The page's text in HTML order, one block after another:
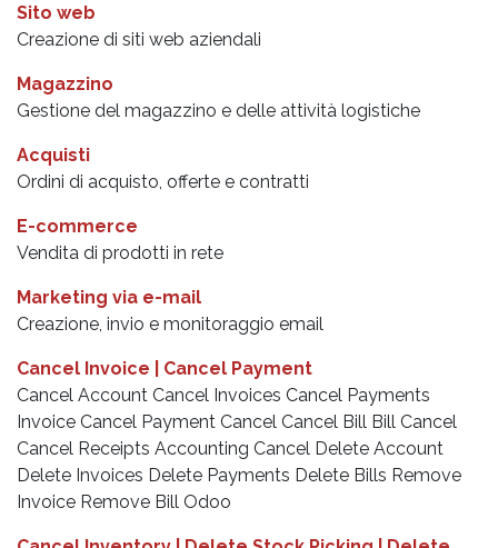
Sito web
Creazione di siti web aziendali
Magazzino
Gestione del magazzino e delle attività logistiche
Acquisti
Ordini di acquisto, offerte e contratti
E-commerce
Vendita di prodotti in rete
Marketing via e-mail
Creazione, invio e monitoraggio email
Cancel Invoice | Cancel Payment
Cancel Account Cancel Invoices Cancel Payments
Invoice Cancel Payment Cancel Cancel Bill Bill Cancel
Cancel Receipts Accounting Cancel Delete Account
Delete Invoices Delete Payments Delete Bills Remove
Invoice Remove Bill Odoo